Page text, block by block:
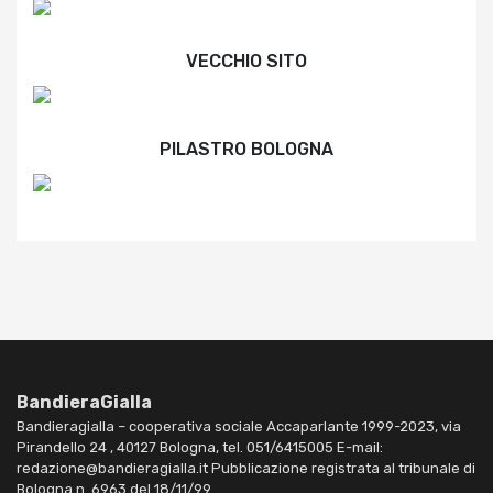
VECCHIO SITO
PILASTRO BOLOGNA
BandieraGialla
Bandieragialla – cooperativa sociale Accaparlante 1999-2023, via
Pirandello 24 , 40127 Bologna, tel. 051/6415005 E-mail:
redazione@bandieragialla.it Pubblicazione registrata al tribunale di
Bologna n. 6963 del 18/11/99